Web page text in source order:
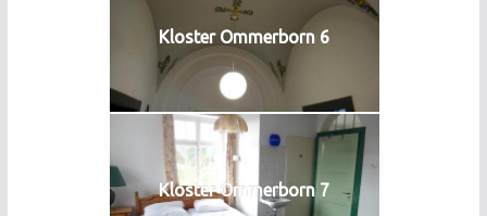
Kloster Ommerborn 6
Kloster Ommerborn 7